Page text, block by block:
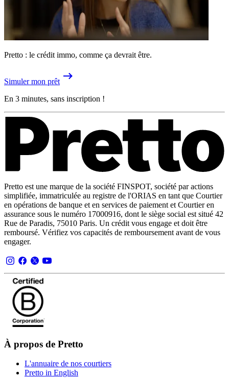
Pretto : le crédit immo, comme ça devrait être.
Simuler mon prêt
En 3 minutes, sans inscription !
Pretto est une marque de la société FINSPOT, société par actions
simplifiée, immatriculée au registre de l'ORIAS en tant que Courtier
en opérations de banque et en services de paiement et Courtier en
assurance sous le numéro 17000916, dont le siège social est situé 42
Rue de Paradis, 75010 Paris. Un crédit vous engage et doit être
remboursé. Vérifiez vos capacités de remboursement avant de vous
engager.
À propos de Pretto
L'annuaire de nos courtiers
Pretto in English